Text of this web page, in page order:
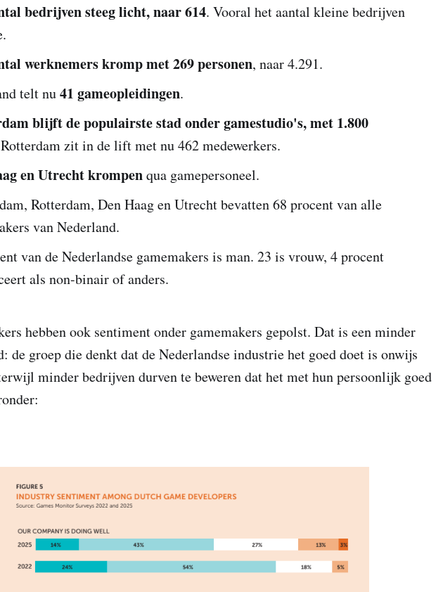
bedrijven steeg licht, naar 614. Vooral het aantal kleine bedrijven
werknemers kromp met 269 personen, naar 4.291.
telt nu41 gameopleidingen.
blijft de populairste stad onder gamestudio's, met 1.800
Rotterdam zit in de lift met nu 462 medewerkers.
en Utrecht krompenqua gamepersoneel.
Rotterdam, Den Haag en Utrecht bevatten 68 procent van alle
van Nederland.
van de Nederlandse gamemakers is man. 23 is vrouw, 4 procent
als non-binair of anders.
hebben ook sentiment onder gamemakers gepolst. Dat is een minder
de groep die denkt dat de Nederlandse industrie het goed doet is onwijs
minder bedrijven durven te beweren dat het met hun persoonlijk goed